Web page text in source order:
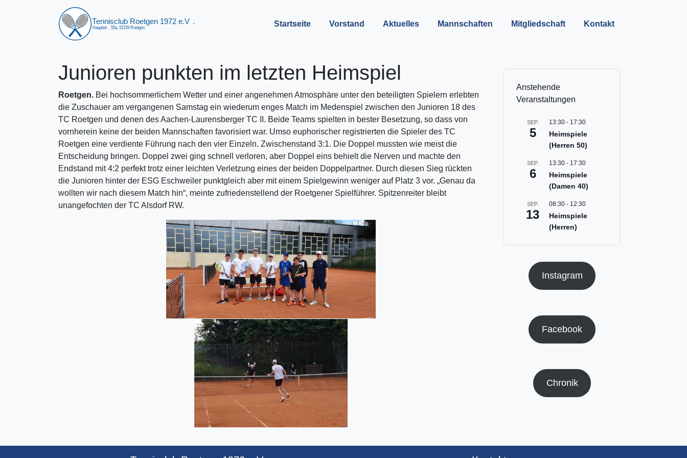
Startseite Vorstand Aktuelles Mannschaften Mitgliedschaft Kontakt
Junioren punkten im letzten Heimspiel
Roetgen. Bei hochsommerlichem Wetter und einer angenehmen Atmosphäre unter den beteiligten Spielern erlebten
die Zuschauer am vergangenen Samstag ein wiederum enges Match im Medenspiel zwischen den Junioren 18 des
TC Roetgen und denen des Aachen-Laurensberger TC II. Beide Teams spielten in bester Besetzung, so dass von
vornherein keine der beiden Mannschaften favorisiert war. Umso euphorischer registrierten die Spieler des TC
Roetgen eine verdiente Führung nach den vier Einzeln. Zwischenstand 3:1. Die Doppel mussten wie meist die
Entscheidung bringen. Doppel zwei ging schnell verloren, aber Doppel eins behielt die Nerven und machte den
Endstand mit 4:2 perfekt trotz einer leichten Verletzung eines der beiden Doppelpartner. Durch diesen Sieg rückten
die Junioren hinter der ESG Eschweiler punktgleich aber mit einem Spielgewinn weniger auf Platz 3 vor. „Genau da
wollten wir nach diesem Match hin“, meinte zufriedenstellend der Roetgener Spielführer. Spitzenreiter bleibt
unangefochten der TC Alsdorf RW.
Anstehende
Veranstaltungen
SEP.
5
13:30 - 17:30
Heimspiele
(Herren 50)
SEP.
6
13:30 - 17:30
Heimspiele
(Damen 40)
SEP.
13
08:30 - 12:30
Heimspiele
(Herren)
Instagram
Facebook
Chronik